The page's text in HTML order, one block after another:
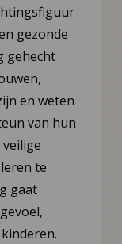
gezonde
gehecht
en weten
van hun
te
gaat